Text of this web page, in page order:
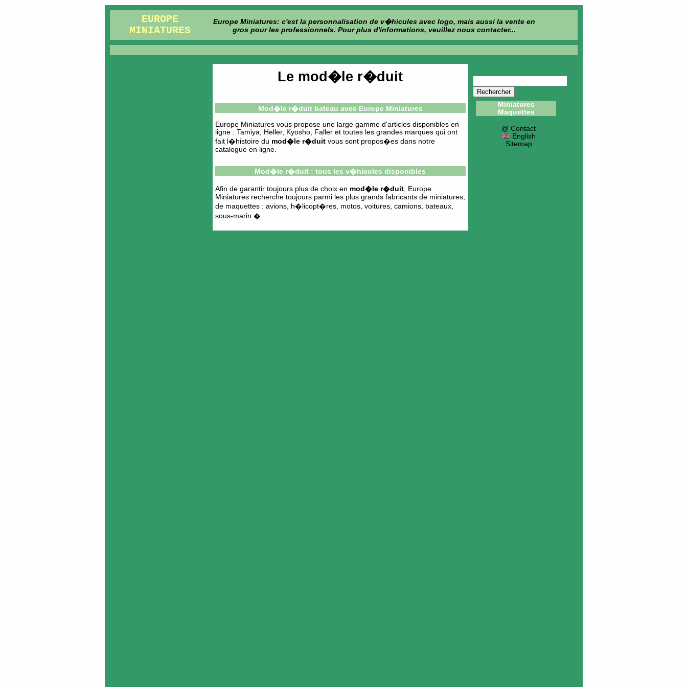
EUROPE
MINIATURES
Europe Miniatures: c'est la personnalisation de v�hicules avec logo, mais aussi la vente en
gros pour les professionnels. Pour plus d'informations, veuillez nous contacter...
Le mod�le r�duit
Mod�le r�duit bateau avec Europe Miniatures
Europe Miniatures vous propose une large gamme d'articles disponibles en
ligne : Tamiya, Heller, Kyosho, Faller et toutes les grandes marques qui ont
fait l�histoire du mod�le r�duitvous sont propos�es dans notre
catalogue en ligne.
Mod�le r�duit : tous les v�hicules disponibles
Afin de garantir toujours plus de choix en mod�le r�duit, Europe
Miniatures recherche toujours parmi les plus grands fabricants de miniatures,
de maquettes : avions, h�licopt�res, motos, voitures, camions, bateaux,
sous-marin �
Miniatures
Maquettes
@ Contact
English
Sitemap